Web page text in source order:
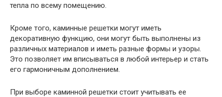
тепла по всему помещению.
Кроме того, каминные решетки могут иметь
декоративную функцию, они могут быть выполнены из
различных материалов и иметь разные формы и узоры.
Это позволяет им вписываться в любой интерьер и стать
его гармоничным дополнением.
При выборе каминной решетки стоит учитывать ее